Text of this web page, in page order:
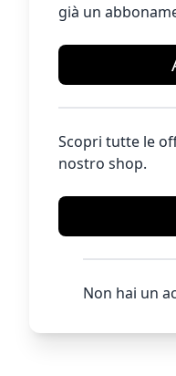
già un
Scopri tutte le
nostro shop.
Non hai un